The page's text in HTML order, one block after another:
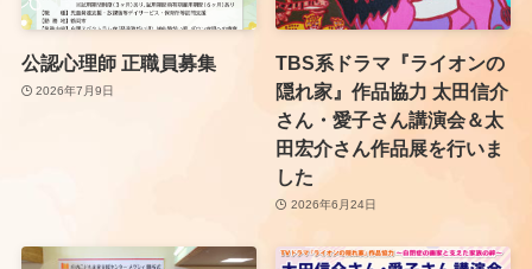
公認心理師 正職員募集
2026年7月9日
TBS系ドラマ『ライオンの
隠れ家』作品協力 太田信介
さん・愛子さん講演会＆太
田宏介さん作品展を行いま
した
2026年6月24日